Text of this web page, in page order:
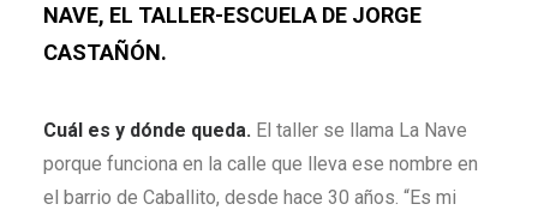
NAVE, EL TALLER-ESCUELA DE JORGE
CASTAÑÓN.
Cuál es y dónde queda. El taller se llama La Nave
porque funciona en la calle que lleva ese nombre en
el barrio de Caballito, desde hace 30 años. “Es mi